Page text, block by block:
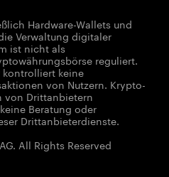
Hardware-Wallets und
Verwaltung digitaler
ist nicht als
reguliert.
keine
von Nutzern. Krypto-
von Drittanbietern
Beratung oder
Drittanbieterdienste.